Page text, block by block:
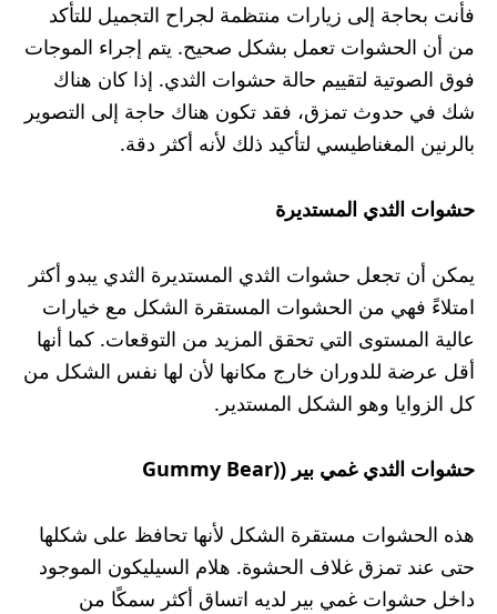
فأنت بحاجة إلى زيارات منتظمة لجراح التجميل للتأكد
من أن الحشوات تعمل بشكل صحيح. يتم إجراء الموجات
فوق الصوتية لتقييم حالة حشوات الثدي. إذا كان هناك
شك في حدوث تمزق، فقد تكون هناك حاجة إلى التصوير
بالرنين المغناطيسي لتأكيد ذلك لأنه أكثر دقة.
حشوات الثدي المستدير ة
يمكن أن تجعل حشوات الثدي المستديرة الثدي يبدو أكثر
امتلاءً فهي من الحشوات المستقرة الشكل مع خيارات
عالية المستوى التي تحقق المزيد من التوقعات. كما أنها
أقل عرضة للدوران خارج مكانها لأن لها نفس الشكل من
كل الزوايا وهو الشكل المستدير.
حشوات الثدي غمي بير ((Gummy Bear
هذه الحشوات مستقرة الشكل لأنها تحافظ على شكلها
حتى عند تمزق غلاف الحشوة. هلام السيليكون الموجود
داخل حشوات غمي بير لديه اتساق أكثر سمكًا من